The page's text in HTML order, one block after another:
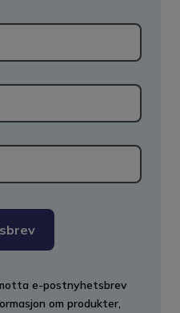
e-postnyhetsbrev
om produkter,